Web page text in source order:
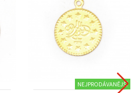
NEJPRODÁVANĚJŠÍ